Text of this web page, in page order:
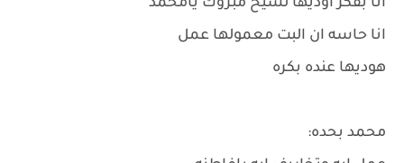
انا بفكر اوديها لشيخ مبروك يامحمد
انا حاسه ان البت معمولها عمل
هوديها عنده بكره
محمد بحده: